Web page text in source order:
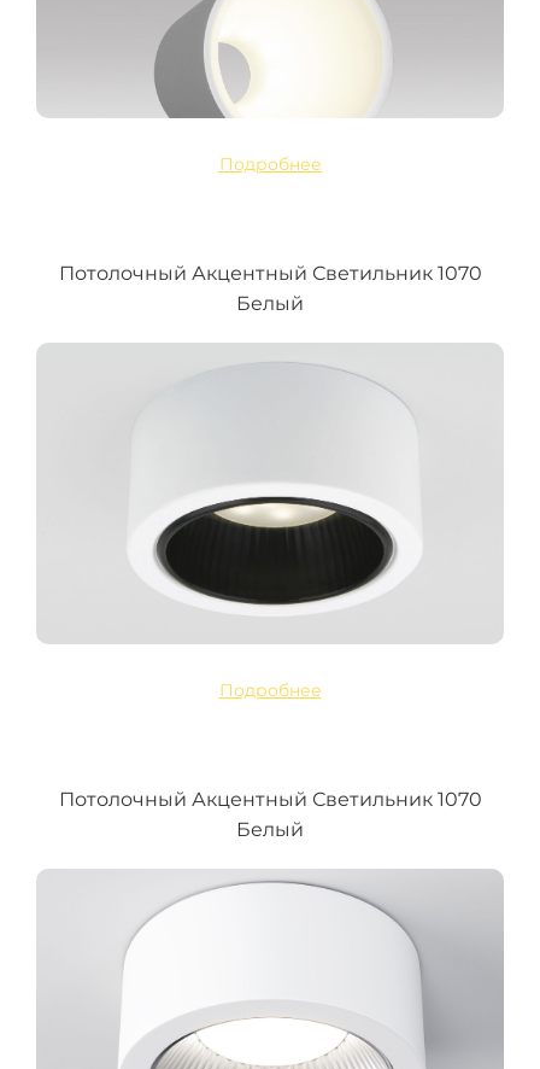
Подробнее
Потолочный Акцентный Светильник 1070
Белый
Подробнее
Потолочный Акцентный Светильник 1070
Белый